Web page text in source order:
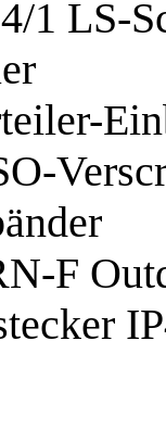
1 LS-
F